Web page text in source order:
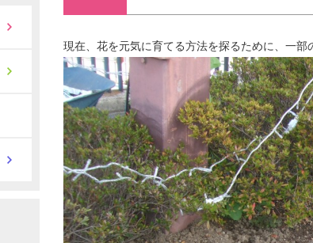
現在、花を元気に育てる方法を探るために、一部